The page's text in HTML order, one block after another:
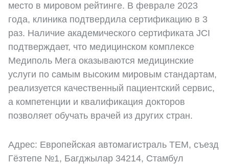
место в мировом рейтинге. В феврале 2023
года, клиника подтвердила сертификацию в 3
раз. Наличие академического сертификата JCI
подтверждает, что медицинском комплексе
Медиполь Мега оказываются медицинские
услуги по самым высоким мировым стандартам,
реализуется качественный пациентский сервис,
а компетенции и квалификация докторов
позволяет обучать врачей из других стран.
Адрес: Европейская автомагистраль TEM, съезд
Гёзтепе №1, Багджылар 34214, Стамбул